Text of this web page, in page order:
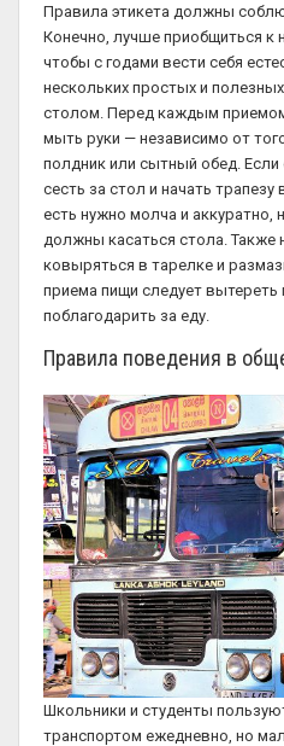
Правила этикета должны
Конечно, лучше приобщиться к
чтобы с годами вести себя
нескольких простых и
столом. Перед каждым
мыть руки — независимо от
полдник или сытный обед. Если
сесть за стол и начать
есть нужно молча и аккуратно,
должны касаться стола. Также
ковыряться в тарелке и
приема пищи следует вытереть
поблагодарить за еду.
Правила поведения в
Школьники и студенты
транспортом ежедневно, но